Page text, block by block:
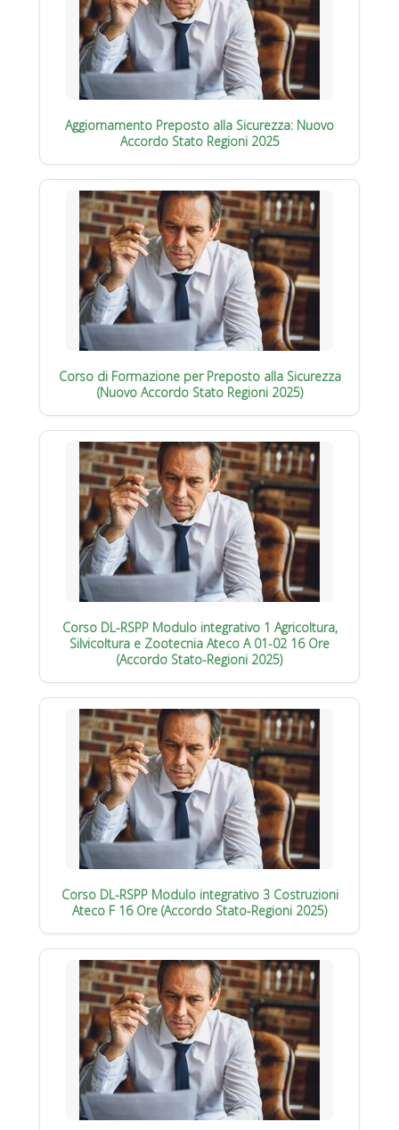
Aggiornamento Preposto alla Sicurezza: Nuovo
Accordo Stato Regioni 2025
Corso di Formazione per Preposto alla Sicurezza
(Nuovo Accordo Stato Regioni 2025)
Corso DL-RSPP Modulo integrativo 1 Agricoltura,
Silvicoltura e Zootecnia Ateco A 01-02 16 Ore
(Accordo Stato-Regioni 2025)
Corso DL-RSPP Modulo integrativo 3 Costruzioni
Ateco F 16 Ore (Accordo Stato-Regioni 2025)